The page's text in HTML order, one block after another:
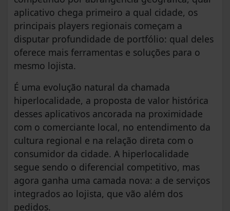
aplicativo chega primeiro a qual cidade, os
principais players regionais começam a
disputar profundidade de portfólio: qual deles
oferece mais ferramentas e soluções para o
mesmo lojista.
É uma evolução natural da chamada
hiperlocalidade, a proposta de valor histórica
desses aplicativos ancorada na proximidade
com o comerciante local, no entendimento da
cultura regional e na relação direta com o
consumidor da cidade. A hiperlocalidade
segue sendo o diferencial competitivo, mas
agora ganha uma camada nova: a de serviços
integrados ao lojista, que vão além dos
pedidos.